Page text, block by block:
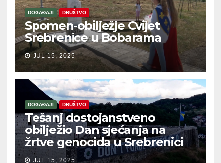
DOGAĐAJI DRUŠTVO
Spomen-obilježje Cvijet
Srebrenice u Bobarama
JUL 15, 2025
DOGAĐAJI DRUŠTVO
Tešanj dostojanstveno
obilježio Dan sjećanja na
žrtve genocida u Srebrenici
JUL 15, 2025